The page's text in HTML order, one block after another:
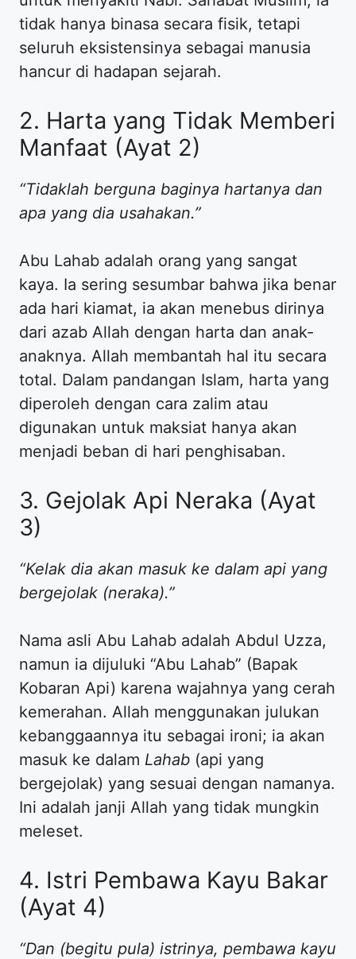
tidak hanya binasa secara fisik, tetapi
seluruh eksistensinya sebagai manusia
hancur di hadapan sejarah.
2. Harta yang Tidak Memberi
Manfaat (Ayat 2)
“Tidaklah berguna baginya hartanya dan
apa yang dia usahakan.”
Abu Lahab adalah orang yang sangat
kaya. Ia sering sesumbar bahwa jika benar
ada hari kiamat, ia akan menebus dirinya
dari azab Allah dengan harta dan anak-
anaknya. Allah membantah hal itu secara
total. Dalam pandangan Islam, harta yang
diperoleh dengan cara zalim atau
digunakan untuk maksiat hanya akan
menjadi beban di hari penghisaban.
3. Gejolak Api Neraka (Ayat
3)
“Kelak dia akan masuk ke dalam api yang
bergejolak (neraka).”
Nama asli Abu Lahab adalah Abdul Uzza,
namun ia dijuluki “Abu Lahab” (Bapak
Kobaran Api) karena wajahnya yang cerah
kemerahan. Allah menggunakan julukan
kebanggaannya itu sebagai ironi; ia akan
masuk ke dalam Lahab (api yang
bergejolak) yang sesuai dengan namanya.
Ini adalah janji Allah yang tidak mungkin
meleset.
4. Istri Pembawa Kayu Bakar
(Ayat 4)
“Dan (begitu pula) istrinya, pembawa kayu